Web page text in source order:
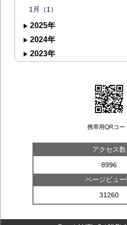
1月（1）
2025年
2024年
2023年
携帯用QRコー
アクセス数
8996
ページビュー
31260